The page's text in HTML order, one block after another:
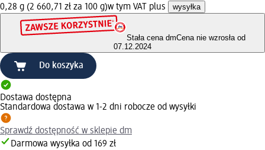
0,28 g (2 660,71 zł za 100 g)w tym VAT plus wysyłka
Stała cena dmCena nie wzrosła od
07.12.2024
Do koszyka
Dostawa dostępna
Standardowa dostawa w 1-2 dni robocze od wysyłki
Sprawdź dostępność w sklepie dm
Darmowa wysyłka od 169 zł